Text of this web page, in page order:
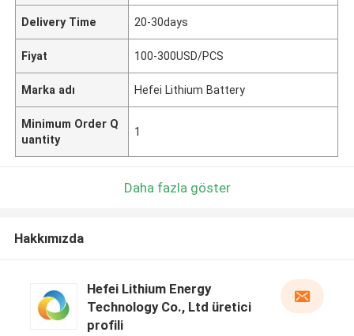
Delivery Time 20-30days
Fiyat 100-300USD/PCS
Marka adı Hefei Lithium Battery
Minimum Order Q
uantity
1
Daha fazla göster
Hakkımızda
Hefei Lithium Energy
Technology Co., Ltd üretici
profili